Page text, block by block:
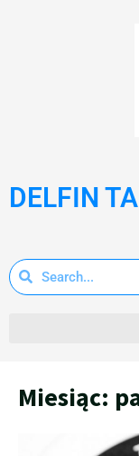
DELFIN
Miesiąc: